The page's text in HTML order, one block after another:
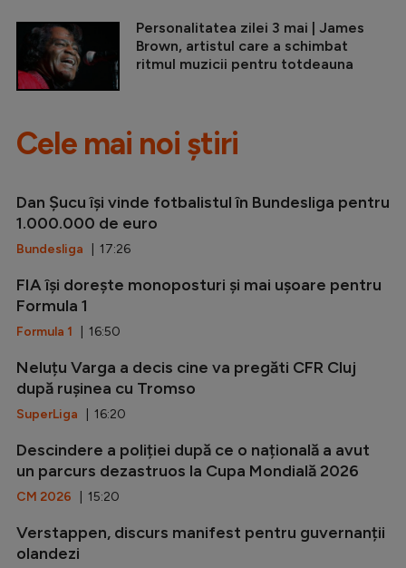
Personalitatea zilei 3 mai | James
Brown, artistul care a schimbat
ritmul muzicii pentru totdeauna
Cele mai noi știri
Dan Șucu își vinde fotbalistul în Bundesliga pentru
1.000.000 de euro
Bundesliga | 17:26
FIA își dorește monoposturi și mai ușoare pentru
Formula 1
Formula 1 | 16:50
Neluțu Varga a decis cine va pregăti CFR Cluj
după rușinea cu Tromso
SuperLiga | 16:20
Descindere a poliției după ce o națională a avut
un parcurs dezastruos la Cupa Mondială 2026
CM 2026 | 15:20
Verstappen, discurs manifest pentru guvernanții
olandezi